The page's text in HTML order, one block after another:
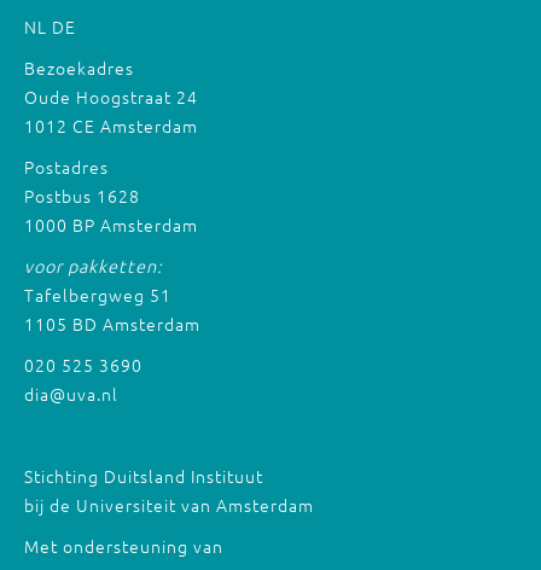
NL DE
Bezoekadres
Oude Hoogstraat 24
1012 CE Amsterdam
Postadres
Postbus 1628
1000 BP Amsterdam
voor pakketten:
Tafelbergweg 51
1105 BD Amsterdam
020 525 3690
dia@uva.nl
Stichting Duitsland Instituut
bij de Universiteit van Amsterdam
Met ondersteuning van